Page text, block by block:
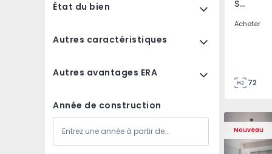
État du bien
Autres caractéristiques
Autres avantages ERA
Année de construction
São Tomé do Castelo e Justes, Vila Real
Acheter
72
Nouveau
Appartement T5